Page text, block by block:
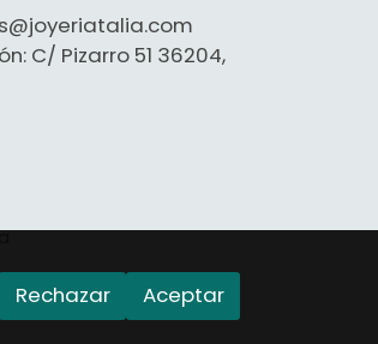
C/ Pizarro 51 36204,
Rechazar Aceptar